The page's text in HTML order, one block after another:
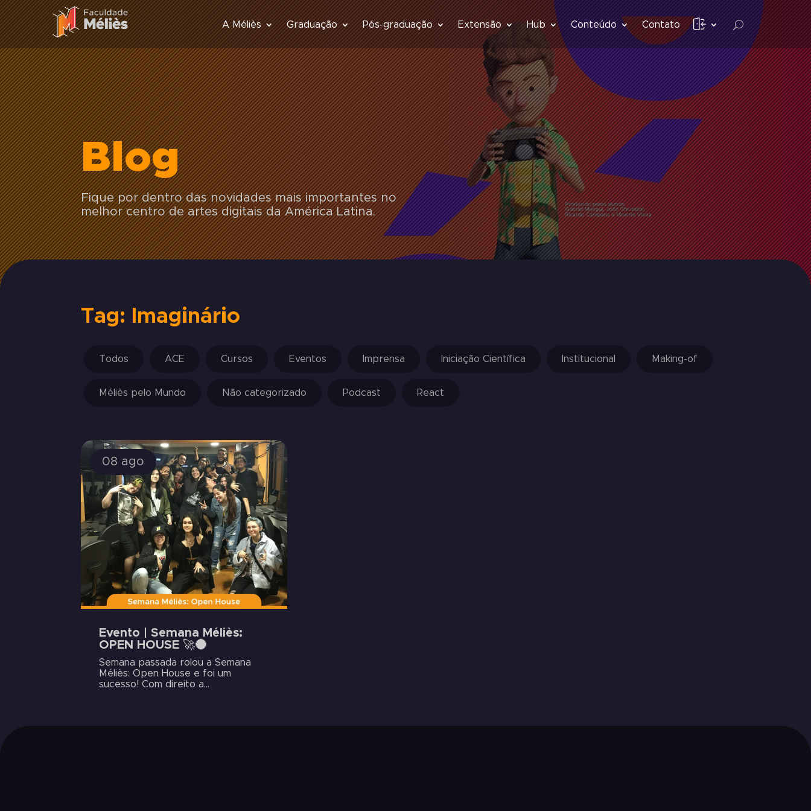
A Méliès Graduação Pós-graduação Extensão Hub Conteúdo Contato
Blog
Fique por dentro das novidades mais importantes no
melhor centro de artes digitais da América Latina.
Tag: Imaginário
Todos ACE Cursos Eventos Imprensa Iniciação Científica Institucional Making-of
Méliès pelo Mundo Não categorizado Podcast React
08 ago
Evento | Semana Méliès:
OPEN HOUSE 🚀🌑
Semana passada rolou a Semana
Méliès: Open House e foi um
sucesso! Com direito a...